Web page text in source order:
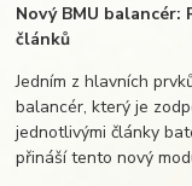
Nový BMU balancér:
článků
Jedním z hlavních
balancér, který je
jednotlivými články
přináší tento nový